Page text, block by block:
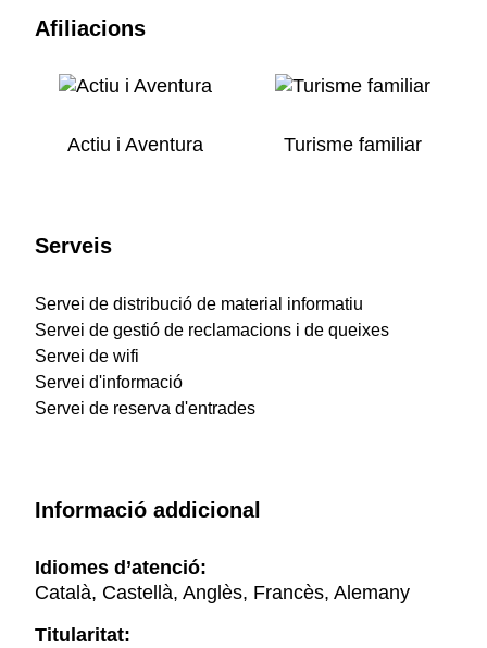
Afiliacions
Actiu i Aventura Turisme familiar
Serveis
Servei de distribució de material informatiu
Servei de gestió de reclamacions i de queixes
Servei de wifi
Servei d'informació
Servei de reserva d'entrades
Informació addicional
Idiomes d’atenció:
Català, Castellà, Anglès, Francès, Alemany
Titularitat: